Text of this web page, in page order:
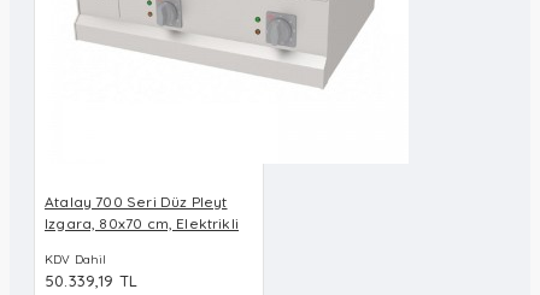
Atalay 700 Seri Düz Pleyt
Izgara, 80x70 cm, Elektrikli
KDV Dahil
50.339,19 TL